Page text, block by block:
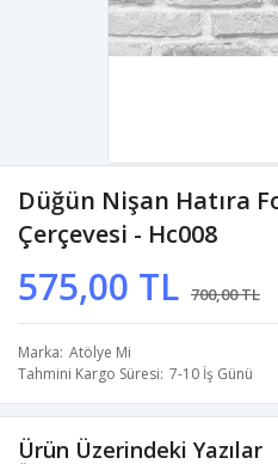
Düğün Nişan Hatıra
Çerçevesi - Hc008
575,00 TL 700,00 TL
Marka Atölye Mi
Tahmini Kargo Süresi 7-10 İş Günü
Ürün Üzerindeki Yazılar